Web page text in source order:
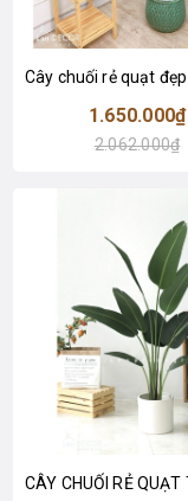
1.650.000₫
2.062.000₫